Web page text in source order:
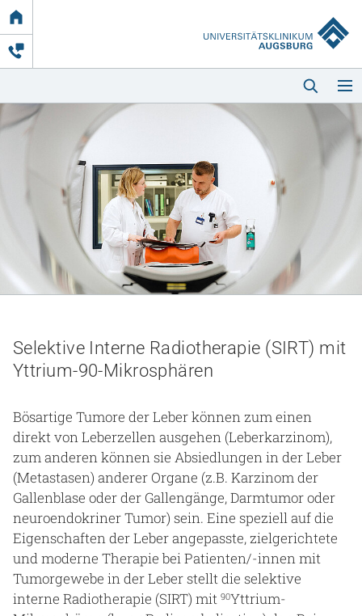
Link
zur
Startseite
Startseite
Kliniken & Einrichtungen
Zuweisende
Über uns
Beruf & Karriere
Notaufnahme
Anreise
Selektive Interne Radiotherapie (SIRT) mit
Yttrium-90-Mikrosphären
Bösartige Tumore der Leber können zum einen
direkt von Leberzellen ausgehen (Leberkarzinom),
zum anderen können sie Absiedlungen in der Leber
(Metastasen) anderer Organe (z.B. Karzinom der
Gallenblase oder der Gallengänge, Darmtumor oder
neuroendokriner Tumor) sein. Eine speziell auf die
Eigenschaften der Leber angepasste, zielgerichtete
und moderne Therapie bei Patienten/-innen mit
Tumorgewebe in der Leber stellt die selektive
interne Radiotherapie (SIRT) mit 90Yttrium-